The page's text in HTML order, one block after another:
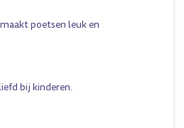
poetsen leuk en
bij kinderen.